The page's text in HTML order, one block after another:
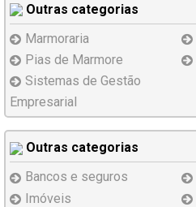
Outras categorias
Marmoraria
Pias de Marmore
Sistemas de Gestão
Empresarial
Outras categorias
Bancos e seguros
Imóveis